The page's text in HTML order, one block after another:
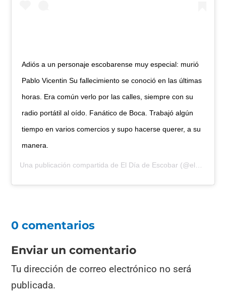
Adiós a un personaje escobarense muy especial: murió
Pablo Vicentin Su fallecimiento se conoció en las últimas
horas. Era común verlo por las calles, siempre con su
radio portátil al oído. Fanático de Boca. Trabajó algún
tiempo en varios comercios y supo hacerse querer, a su
manera.
Una publicación compartida de El Día de Escobar (@eldiadeescobar) el
0 comentarios
Enviar un comentario
Tu dirección de correo electrónico no será
publicada.